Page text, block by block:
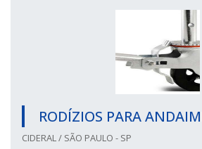
RODÍZIOS PARA
CIDERAL / SÃO PAULO - SP